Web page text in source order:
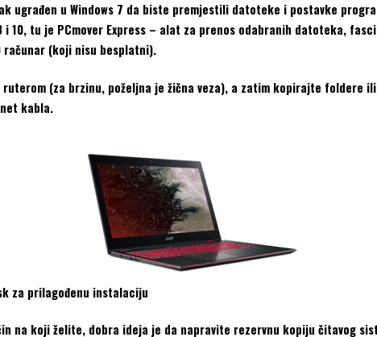
ugrađen u Windows 7 da biste premjestili datoteke i postavke
i 10, tu je PCmover Express – alat za prenos odabranih datoteka,
računar (koji nisu besplatni).
ruterom (za brzinu, poželjna je žična veza), a zatim kopirajte foldere
kabla.
za prilagođenu instalaciju
na koji želite, dobra ideja je da napravite rezervnu kopiju čitavog